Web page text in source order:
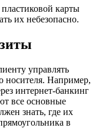
карты
их небезопасно.
управлять
носителя. Например,
интернет-банкинг
все основные
знать, где их
в